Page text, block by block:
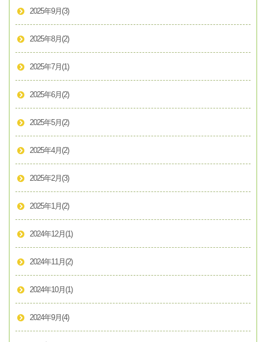
2025年9月 (3)
2025年8月 (2)
2025年7月 (1)
2025年6月 (2)
2025年5月 (2)
2025年4月 (2)
2025年2月 (3)
2025年1月 (2)
2024年12月 (1)
2024年11月 (2)
2024年10月 (1)
2024年9月 (4)